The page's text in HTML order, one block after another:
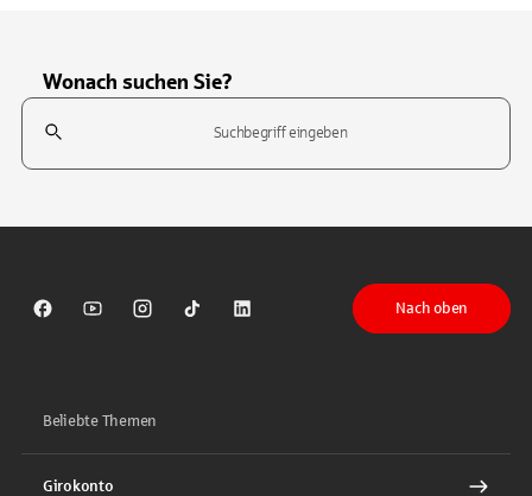
Wonach suchen Sie?
Suchfeld
Sparkasse auf Facebook
Sparkasse auf Youtube
Sparkasse auf Instagram
Sparkasse auf TikTok
Sparkasse auf LinkedIn
Nach oben
Beliebte Themen
Girokonto